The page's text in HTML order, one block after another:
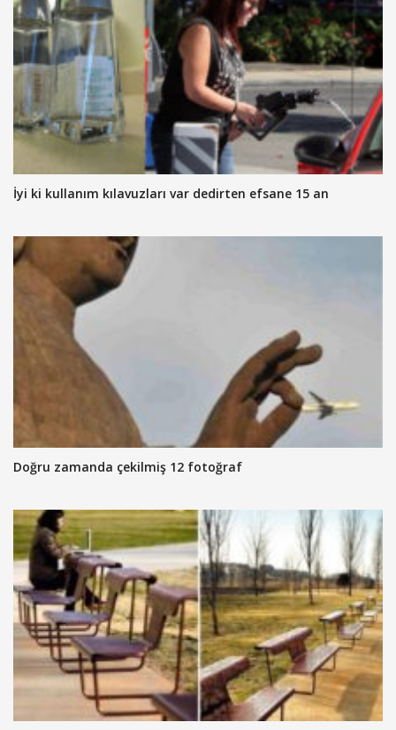
İyi ki kullanım kılavuzları var dedirten efsane 15 an
Doğru zamanda çekilmiş 12 fotoğraf